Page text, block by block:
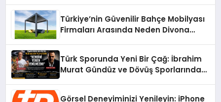
Türkiye’nin Güvenilir Bahçe Mobilyası
Firmaları Arasında Neden Divona
Türk Sporunda Yeni Bir Çağ: İbrahim
Murat Gündüz ve Dövüş Sporlarında
Görsel Deneyiminizi Yenileyin: iPhone